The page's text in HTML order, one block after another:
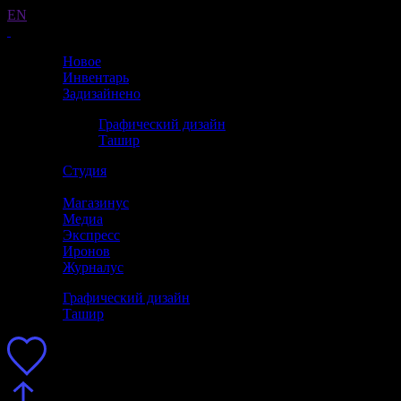
EN
Новое
Инвентарь
Задизайнено
Графический дизайн
Ташир
Студия
Магазинус
Медиа
Экспресс
Иронов
Журналус
Графический дизайн
Ташир